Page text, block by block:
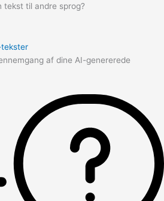
til andre sprog?
af dine AI-genererede